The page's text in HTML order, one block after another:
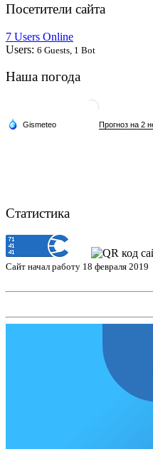
Посетители сайта
7 Users Online
Users: 6 Guests, 1 Bot
Наша погода
Статистика
Сайт начал работу 18 февраля 2019